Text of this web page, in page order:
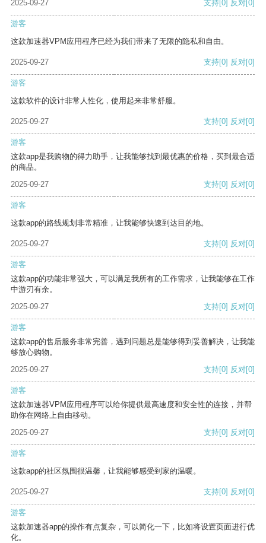
2025-09-27 支持 [0] 反对 [0]
游客
这款加速器VPM应用程序已经为我们带来了无限的隐私和自由。
2025-09-27 支持[0] 反对[0]
游客
这款软件的设计非常人性化，使用起来非常舒服。
2025-09-27 支持[0] 反对[0]
游客
这款app是我购物的得力助手，让我能够找到最优惠的价格，买到最合适
的商品。
2025-09-27
支持[0] 反对[0]
游客
这款app的路线规划非常精准，让我能够快速到达目的地。
2025-09-27 支持[0] 反对[0]
游客
这款app的功能非常强大，可以满足我所有的工作需求，让我能够在工作
中游刃有余。
2025-09-27
支持[0] 反对[0]
游客
这款app的售后服务非常完善，遇到问题总是能够得到妥善解决，让我能
够放心购物。
2025-09-27
支持[0] 反对[0]
游客
这款加速器VPM应用程序可以给你提供最高速度和安全性的连接，并帮
助你在网络上自由移动。
2025-09-27
支持[0] 反对[0]
游客
这款app的社区氛围很温馨，让我能够感受到家的温暖。
2025-09-27 支持[0] 反对[0]
游客
这款加速器app的操作有点复杂，可以简化一下，比如将设置页面进行优
化。